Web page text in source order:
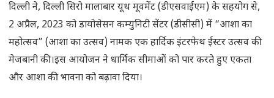
दिल्ली ने, दिल्ली सिरो मालाबार यूथ मूवमेंट (डीएसवाईएम) के सहयोग से,
2 अप्रैल, 2023 को डायोसेसन कम्युनिटी सेंटर (डीसीसी) में “आशा का
महोत्सव” (आशा का उत्सव) नामक एक हार्दिक इंटरफेथ ईस्टर उत्सव की
मेजबानी की।इस आयोजन ने धार्मिक सीमाओं को पार करते हुए एकता
और आशा की भावना को बढ़ावा दिया।